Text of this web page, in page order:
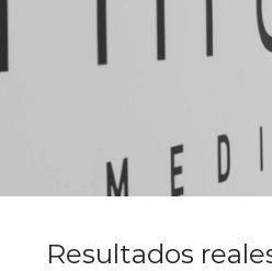
Resultados